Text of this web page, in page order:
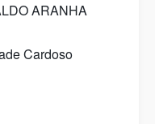
ARANHA
Cardoso